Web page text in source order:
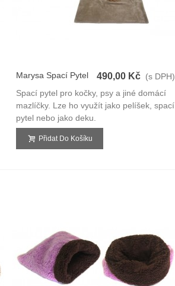
Marysa Spací Pytel
490,00 Kč (s DPH)
Spací pytel pro kočky, psy a jiné domácí
mazlíčky. Lze ho využít jako pelíšek, spací
pytel nebo jako deku.
Přidat Do Košíku